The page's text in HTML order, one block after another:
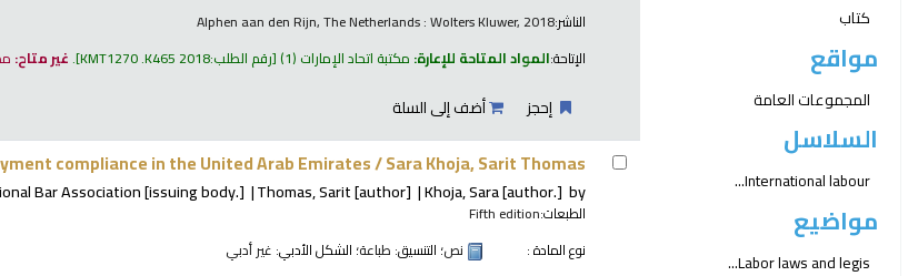
كتاب
مواقع
المجموعات العامة
السلاسل
International labour...
مواضيع
Labor laws and legis...
الناشر:Alphen aan den Rijn, The Netherlands : Wolters Kluwer, 2018
الإتاحة:المواد المتاحة للإعارة: مكتبة اتحاد الإمارات (1) رقم الطلب:KMT1270 .K465 2018
.غير متاح:
إحجز أضف إلى السلة
compliance in the United Arab Emirates /Sara Khoja, Sarit Thomas
by
Khoja, Sara[author.]
Thomas, Sarit[author]
Bar Association[issuing body.]
الطبعات:Fifth edition
نوع المادة :
نص؛ التنسيق: طباعة؛ الشكل الأدبي: غير أدبي